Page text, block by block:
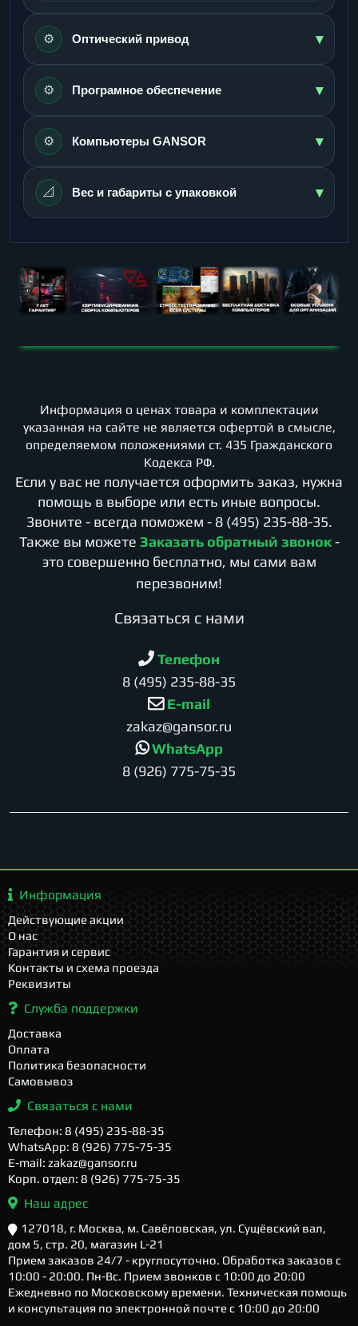
⚙️ Оптический привод ▾
⚙️ Програмное обеспечение ▾
⚙️ Компьютеры GANSOR ▾
📐 Вес и габариты с упаковкой ▾
Информация о ценах товара и комплектации
указанная на сайте не является офертой в смысле,
определяемом положениями ст. 435 Гражданского
Кодекса РФ.
Если у вас не получается оформить заказ, нужна
помощь в выборе или есть иные вопросы.
Звоните - всегда поможем - 8 (495) 235-88-35.
Также вы можете Заказать обратный звонок -
это совершенно бесплатно, мы сами вам
перезвоним!
Cвязаться с нами
Телефон
8 (495) 235-88-35
E-mail
zakaz@gansor.ru
WhatsApp
8 (926) 775-75-35
Информация
Действующие акции
О нас
Гарантия и сервис
Контакты и схема проезда
Реквизиты
Служба поддержки
Доставка
Оплата
Политика безопасности
Самовывоз
Связаться с нами
Телефон: 8 (495) 235-88-35
WhatsApp: 8 (926) 775-75-35
E-mail: zakaz@gansor.ru
Корп. отдел: 8 (926) 775-75-35
Наш адрес
127018, г. Москва, м. Савёловская, ул. Сущёвский вал,
дом 5, стр. 20, магазин L-21
Прием заказов 24/7 - круглосуточно. Обработка заказов с
10:00 - 20:00. Пн-Вс. Прием звонков с 10:00 до 20:00
Ежедневно по Московскому времени. Техническая помощь
и консультация по электронной почте с 10:00 до 20:00